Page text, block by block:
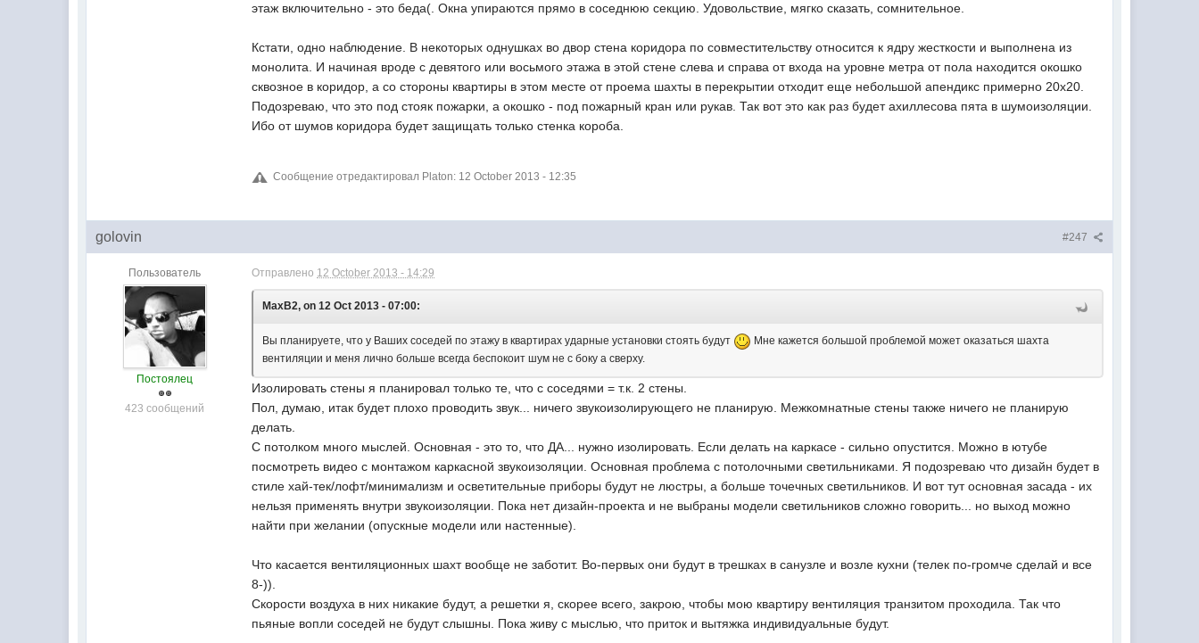
этаж включительно - это беда(. Окна упираются прямо в соседнюю секцию. Удовольствие, мягко сказать, сомнительное.
Кстати, одно наблюдение. В некоторых однушках во двор стена коридора по совместительству относится к ядру жесткости и выполнена из
монолита. И начиная вроде с девятого или восьмого этажа в этой стене слева и справа от входа на уровне метра от пола находится окошко
сквозное в коридор, а со стороны квартиры в этом месте от проема шахты в перекрытии отходит еще небольшой апендикс примерно 20х20.
Подозреваю, что это под стояк пожарки, а окошко - под пожарный кран или рукав. Так вот это как раз будет ахиллесова пята в шумоизоляции.
Ибо от шумов коридора будет защищать только стенка короба.
Сообщение отредактировал Platon: 12 October 2013 - 12:35
#247
golovin
Пользователь
Постоялец
423 сообщений
Отправлено 12 October 2013 - 14:29
MaxB2, on 12 Oct 2013 - 07:00:
Вы планируете, что у Ваших соседей по этажу в квартирах ударные установки стоять будут
Мне кажется большой проблемой может оказаться шахта
вентиляции и меня лично больше всегда беспокоит шум не с боку а сверху.
Изолировать стены я планировал только те, что с соседями = т.к. 2 стены.
Пол, думаю, итак будет плохо проводить звук... ничего звукоизолирующего не планирую. Межкомнатные стены также ничего не планирую
делать.
С потолком много мыслей. Основная - это то, что ДА... нужно изолировать. Если делать на каркасе - сильно опустится. Можно в ютубе
посмотреть видео с монтажом каркасной звукоизоляции. Основная проблема с потолочными светильниками. Я подозреваю что дизайн будет в
стиле хай-тек/лофт/минимализм и осветительные приборы будут не люстры, а больше точечных светильников. И вот тут основная засада - их
нельзя применять внутри звукоизоляции. Пока нет дизайн-проекта и не выбраны модели светильников сложно говорить... но выход можно
найти при желании (опускные модели или настенные).
Что касается вентиляционных шахт вообще не заботит. Во-первых они будут в трешках в санузле и возле кухни (телек по-громче сделай и все
8-)).
Скорости воздуха в них никакие будут, а решетки я, скорее всего, закрою, чтобы мою квартиру вентиляция транзитом проходила. Так что
пьяные вопли соседей не будут слышны. Пока живу с мыслью, что приток и вытяжка индивидуальные будут.